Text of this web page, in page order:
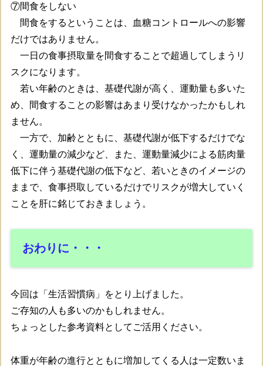
⑦間食をしない
間食をするということは、血糖コントロールへの影響
だけではありません。
一日の食事摂取量を間食することで超過してしまうリ
スクになります。
若い年齢のときは、基礎代謝が高く、運動量も多いた
め、間食することの影響はあまり受けなかったかもしれ
ません。
一方で、加齢とともに、基礎代謝が低下するだけでな
く、運動量の減少など、また、運動量減少による筋肉量
低下に伴う基礎代謝の低下など、若いときのイメージの
ままで、食事摂取しているだけでリスクが増大していく
ことを肝に銘じておきましょう。
おわりに・・・
今回は「生活習慣病」をとり上げました。
ご存知の人も多いのかもしれません。
ちょっとした参考資料としてご活用ください。
体重が年齢の進行とともに増加してくる人は一定数いま